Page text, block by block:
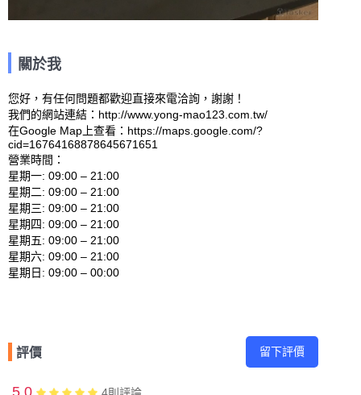
關於我
您好，有任何問題都歡迎直接來電洽詢，謝謝！
我們的網站連結：http://www.yong-mao123.com.tw/
在Google Map上查看：https://maps.google.com/?
cid=16764168878645671651
營業時間：
星期一: 09:00 – 21:00
星期二: 09:00 – 21:00
星期三: 09:00 – 21:00
星期四: 09:00 – 21:00
星期五: 09:00 – 21:00
星期六: 09:00 – 21:00
評價 留下評價
5.0 4則評論